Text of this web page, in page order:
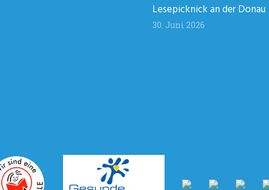
Lesepicknick an der Donau
30. Juni 2026